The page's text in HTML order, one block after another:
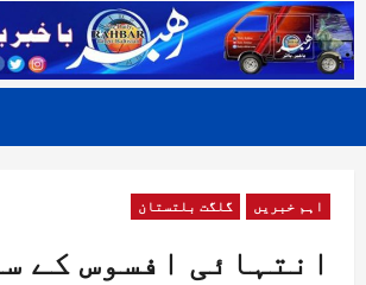
اہم خبریں گلگت بلتستان
انتہائی افسوس کے